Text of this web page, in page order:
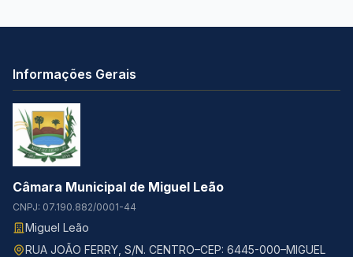
Informações Gerais
Câmara Municipal de Miguel Leão
CNPJ: 07.190.882/0001-44
Miguel Leão
RUA JOÃO FERRY, S/N. CENTRO–CEP: 6445-000–MIGUEL